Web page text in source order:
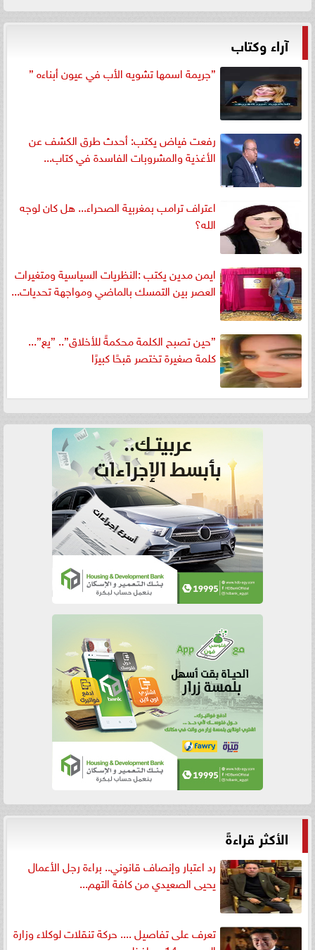
آراء وكتاب
”جريمة اسمها تشويه الأب في عيون أبناءه ”
رفعت فياض يكتب: أحدث طرق الكشف عن
الأغذية والمشروبات الفاسدة في كتاب...
اعتراف ترامب بمغربية الصحراء... هل كان لوجه
الله؟
ايمن مدين يكتب :النظريات السياسية ومتغيرات
العصر بين التمسك بالماضي ومواجهة تحديات...
”حين تصبح الكلمة محكمةً للأخلاق”.. ”يع”...
كلمة صغيرة تختصر قبحًا كبيرًا
الأكثر قراءةً
رد اعتبار وإنصاف قانوني.. براءة رجل الأعمال
يحيى الصعيدي من كافة التهم...
تعرف على تفاصيل .... حركة تنقلات لوكلاء وزارة